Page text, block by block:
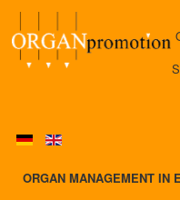
ORGAN MANAGEMENT IN